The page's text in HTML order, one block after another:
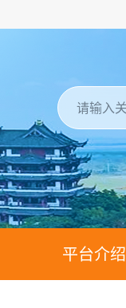
平台介绍